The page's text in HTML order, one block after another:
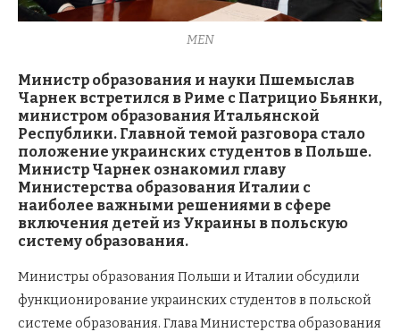
MEN
Министр образования и науки Пшемыслав
Чарнек встретился в Риме с Патрицио Бьянки,
министром образования Итальянской
Республики. Главной темой разговора стало
положение украинских студентов в Польше.
Министр Чарнек ознакомил главу
Министерства образования Италии с
наиболее важными решениями в сфере
включения детей из Украины в польскую
систему образования.
Министры образования Польши и Италии обсудили
функционирование украинских студентов в польской
системе образования. Глава Министерства образования